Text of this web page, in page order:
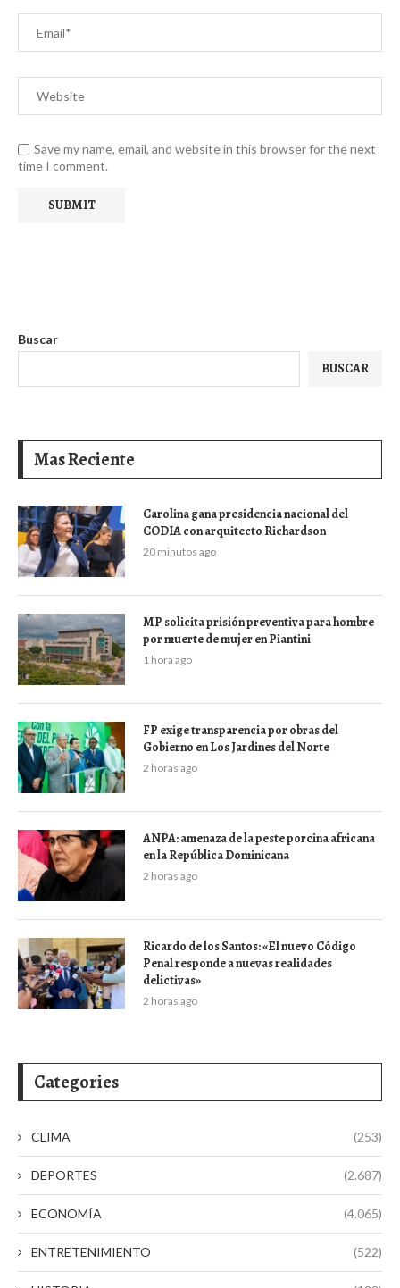
Save my name, email, and website in this browser for the next
time I comment.
Buscar
BUSCAR
Mas Reciente
Carolina gana presidencia nacional del
CODIA con arquitecto Richardson
20 minutos ago
MP solicita prisión preventiva para hombre
por muerte de mujer en Piantini
1 hora ago
FP exige transparencia por obras del
Gobierno en Los Jardines del Norte
2 horas ago
ANPA: amenaza de la peste porcina africana
en la República Dominicana
2 horas ago
Ricardo de los Santos: «El nuevo Código
Penal responde a nuevas realidades
delictivas»
2 horas ago
Categories
CLIMA (253)
DEPORTES (2.687)
ECONOMÍA (4.065)
ENTRETENIMIENTO (522)